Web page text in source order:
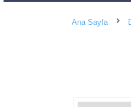
Ana Sayfa